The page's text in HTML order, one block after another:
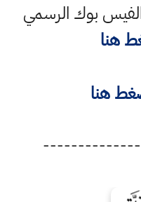
بوك الرسمي
هنا
هنا